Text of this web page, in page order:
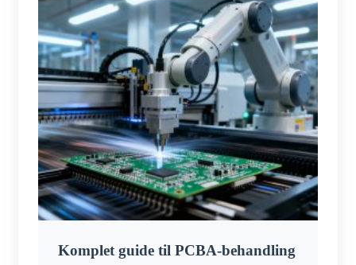
Komplet guide til PCBA-behandling